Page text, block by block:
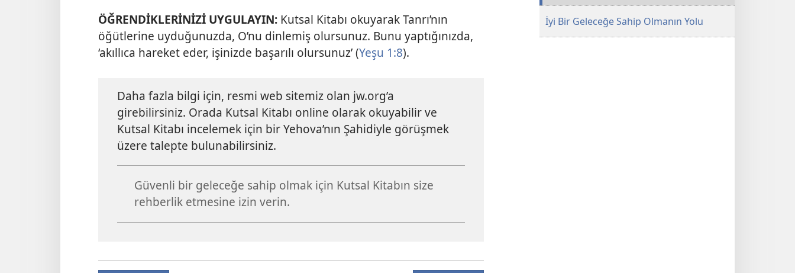
ÖĞRENDİKLERİNİZİ UYGULAYIN: Kutsal Kitabı okuyarak Tanrı’nın
öğütlerine uyduğunuzda, O’nu dinlemiş olursunuz. Bunu yaptığınızda,
‘akıllıca hareket eder, işinizde başarılı olursunuz’ (Yeşu 1:8).
Daha fazla bilgi için, resmi web sitemiz olan jw.org’a
girebilirsiniz. Orada Kutsal Kitabı online olarak okuyabilir ve
Kutsal Kitabı incelemek için bir Yehova’nın Şahidiyle görüşmek
üzere talepte bulunabilirsiniz.
Güvenli bir geleceğe sahip olmak için Kutsal Kitabın size
rehberlik etmesine izin verin.
İyi Bir Geleceğe Sahip Olmanın Yolu